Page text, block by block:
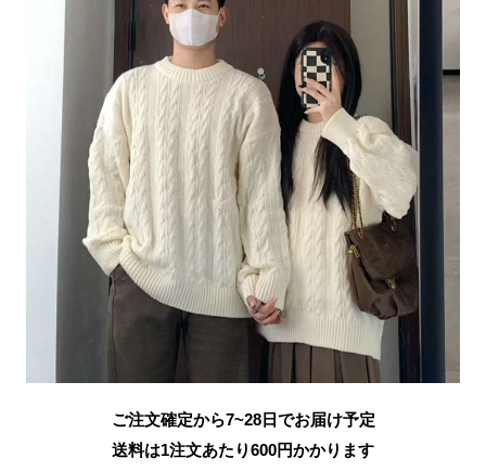
ご注文確定から7~28日でお届け予定
送料は1注文あたり600円かかります